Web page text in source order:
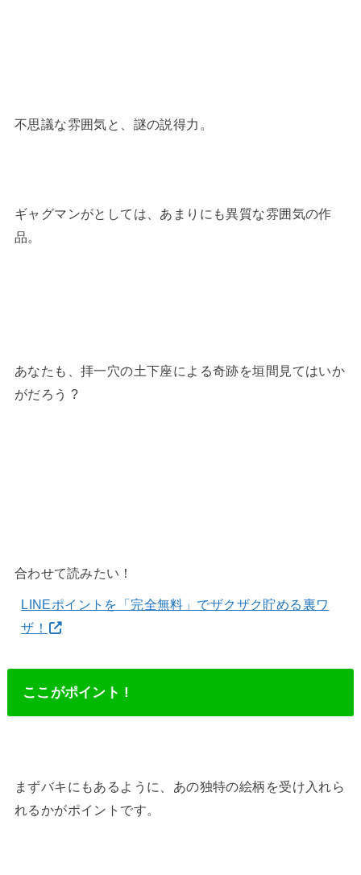
不思議な雰囲気と、謎の説得力。
ギャグマンがとしては、あまりにも異質な雰囲気の作
品。
あなたも、拝一穴の土下座による奇跡を垣間見てはいか
がだろう ?
合わせて読みたい！
LINEポイントを「完全無料」でザクザク貯める裏ワ
ザ！
ここがポイント !
まずバキにもあるように、あの独特の絵柄を受け入れら
れるかがポイントです。